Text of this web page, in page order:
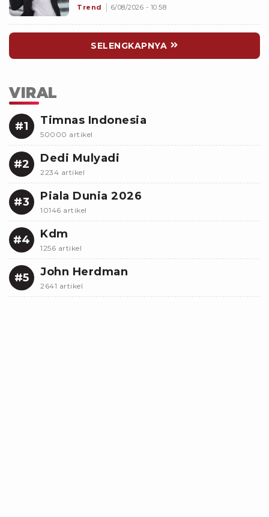
Mencuri Perhatian Atasan
Trend 6/08/2026 - 10:58
SELENGKAPNYA
VIRAL
#1 Timnas Indonesia
50000 artikel
#2 Dedi Mulyadi
2234 artikel
#3 Piala Dunia 2026
10146 artikel
#4 Kdm
1256 artikel
#5 John Herdman
2641 artikel